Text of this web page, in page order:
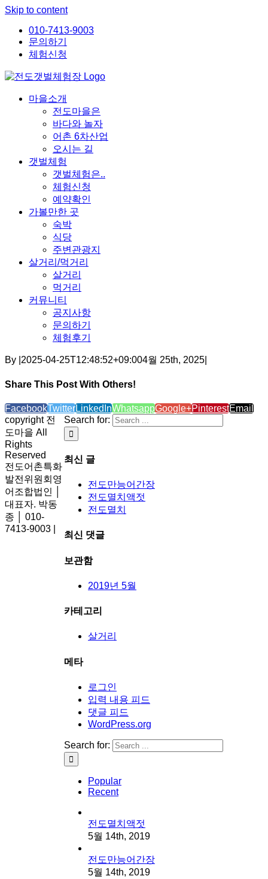
Skip to content
010-7413-9003
문의하기
체험신청
마을소개
전도마을은
바다와 놀자
어촌 6차산업
오시는 길
갯벌체험
갯벌체험은..
체험신청
예약확인
가볼만한 곳
숙박
식당
주변관광지
살거리/먹거리
살거리
먹거리
커뮤니티
공지사항
문의하기
체험후기
By 2025-04-25T12:48:52+09:004월 25th, 2025
Share This Post With Others!
FacebookTwitterLinkedInWhatsappGoogle+PinterestEmail
Search for:
최신 글
전도만능어간장
전도멸치액젓
전도멸치
최신 댓글
보관함
2019년 5월
카테고리
살거리
메타
로그인
입력 내용 피드
댓글 피드
WordPress.org
Search for:
Popular
Recent
전도멸치액젓
5월 14th, 2019
전도만능어간장
5월 14th, 2019
copyright 전
도마을 All
Rights
Reserved
전도어촌특화
발전위원회영
어조합법인 │
대표자. 박동
종 │ 010-
7413-9003 |